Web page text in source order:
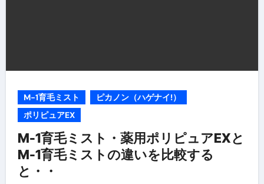
M-1育毛ミスト
ピカノン（ハゲナイ!）
ポリピュアEX
M-1育毛ミスト・薬用ポリピュアEXと
M-1育毛ミストの違いを比較する
と・・